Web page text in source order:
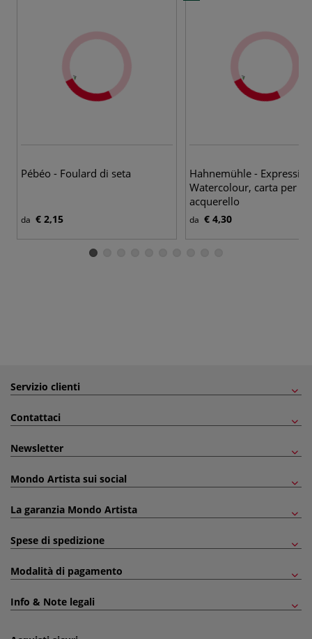
Pébéo - Foulard di seta
da € 2,15
Hahnemühle - Expression
Watercolour, carta per
acquerello
da € 4,30
Servizio clienti
Contattaci
Newsletter
Mondo Artista sui social
La garanzia Mondo Artista
Spese di spedizione
Modalità di pagamento
Info & Note legali